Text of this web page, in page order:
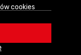
cookies